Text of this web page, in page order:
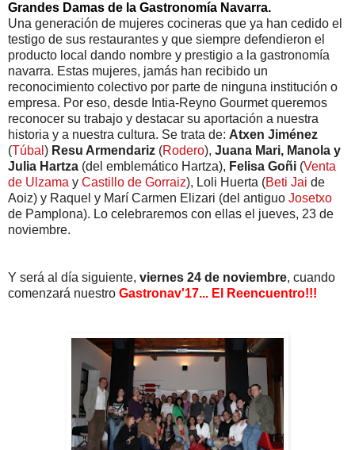
Grandes Damas de la Gastronomía Navarra.
Una generación de mujeres cocineras que ya han cedido el
testigo de sus restaurantes y que siempre defendieron el
producto local dando nombre y prestigio a la gastronomía
navarra. Estas mujeres, jamás han recibido un
reconocimiento colectivo por parte de ninguna institución o
empresa. Por eso, desde Intia-Reyno Gourmet queremos
reconocer su trabajo y destacar su aportación a nuestra
historia y a nuestra cultura. Se trata de: Atxen Jiménez
(Túbal ) Resu Armendariz (Rodero), Juana Mari, Manola y
Julia Hartza (del emblemático Hartza), Felisa Goñi (Venta
de Ulzama y Castillo de Gorraiz), Loli Huerta (Beti Jai de
Aoiz) y Raquel y Marí Carmen Elizari (del antiguo Josetxo
de Pamplona). Lo celebraremos con ellas el jueves, 23 de
noviembre.
Y será al día siguiente, viernes 24 de noviembre, cuando
comenzará nuestro Gastronav'17... El Reencuentro!!!